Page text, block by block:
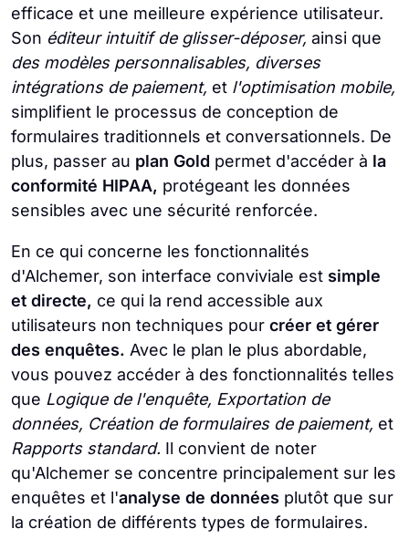
efficace et une meilleure expérience utilisateur.
Son éditeur intuitif de glisser-déposer, ainsi que
des modèles personnalisables, diverses
intégrations de paiement, et l'optimisation mobile,
simplifient le processus de conception de
formulaires traditionnels et conversationnels. De
plus, passer au plan Gold permet d'accéder à la
conformité HIPAA, protégeant les données
sensibles avec une sécurité renforcée.
En ce qui concerne les fonctionnalités
d'Alchemer, son interface conviviale est simple
et directe, ce qui la rend accessible aux
utilisateurs non techniques pour créer et gérer
des enquêtes. Avec le plan le plus abordable,
vous pouvez accéder à des fonctionnalités telles
que Logique de l'enquête, Exportation de
données, Création de formulaires de paiement, et
Rapports standard. Il convient de noter
qu'Alchemer se concentre principalement sur les
enquêtes et l'analyse de données plutôt que sur
la création de différents types de formulaires.